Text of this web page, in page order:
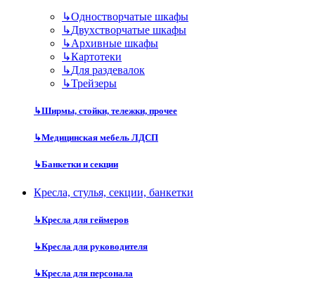
↳Одностворчатые шкафы
↳Двухстворчатые шкафы
↳Архивные шкафы
↳Картотеки
↳Для раздевалок
↳Трейзеры
↳Ширмы, стойки, тележки, прочее
↳Медицинская мебель ЛДСП
↳Банкетки и секции
Кресла, стулья, секции, банкетки
↳Кресла для геймеров
↳Кресла для руководителя
↳Кресла для персонала